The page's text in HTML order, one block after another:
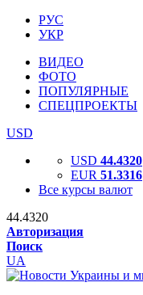
РУС
УКР
ВИДЕО
ФОТО
ПОПУЛЯРНЫЕ
СПЕЦПРОЕКТЫ
USD
USD 44.4320
EUR 51.3316
Все курсы валют
44.4320
Авторизация
Поиск
UA